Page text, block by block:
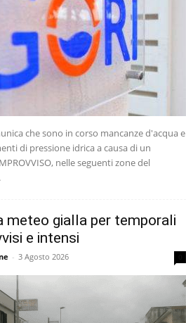
che sono in corso mancanze d'acqua e
di pressione idrica a causa di un
nelle seguenti zone del
meteo gialla per temporali
e intensi
- 3 Agosto 2026